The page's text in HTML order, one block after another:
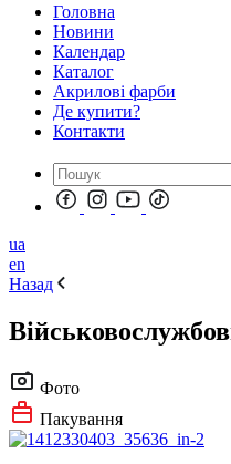
Головна
Новини
Календар
Каталог
Акрилові фарби
Де купити?
Контакти
ua
en
Назад
Фото
Пакування